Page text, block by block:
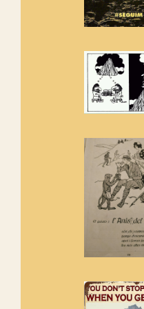
Amics de
Els
de l'entorn